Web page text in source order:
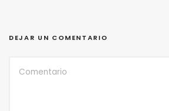
DEJAR UN COMENTARIO